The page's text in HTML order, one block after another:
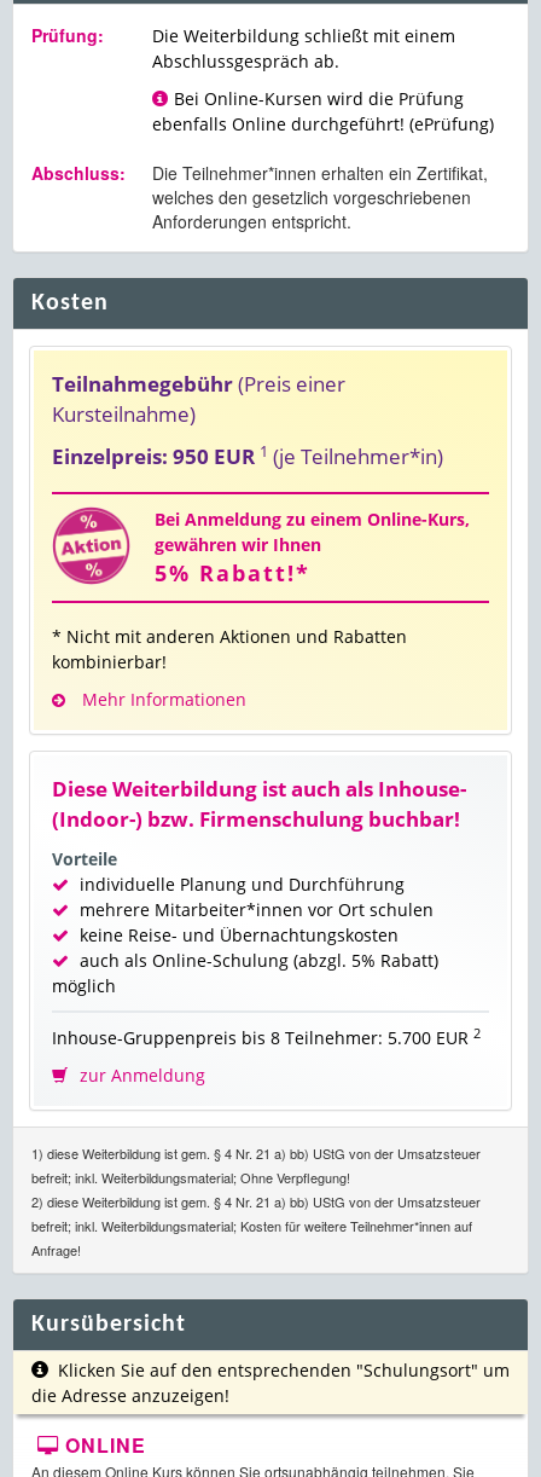
Prüfung:
Die Weiterbildung schließt mit einem
Abschlussgespräch ab.
Bei Online-Kursen wird die Prüfung
ebenfalls Online durchgeführt! (ePrüfung)
Abschluss:
Die Teilnehmer*innen erhalten ein Zertifikat,
welches den gesetzlich vorgeschriebenen
Anforderungen entspricht.
Kosten
Teilnahmegebühr(Preis einer
Kursteilnahme)
Einzelpreis: 950 EUR 1 (je Teilnehmer*in)
Bei Anmeldung zu einem Online-Kurs,
gewähren wir Ihnen
5% Rabatt!*
* Nicht mit anderen Aktionen und Rabatten
kombinierbar!
Mehr Informationen
Diese Weiterbildung ist auch als Inhouse-
(Indoor-) bzw. Firmenschulung buchbar!
Vorteile
individuelle Planung und Durchführung
mehrere Mitarbeiter*innen vor Ort schulen
keine Reise- und Übernachtungskosten
auch als Online-Schulung (abzgl. 5% Rabatt)
möglich
Inhouse-Gruppenpreis bis 8 Teilnehmer: 5.700 EUR 2
zur Anmeldung
1) diese Weiterbildung ist gem. § 4 Nr. 21 a) bb) UStG von der Umsatzsteuer
befreit; inkl. Weiterbildungsmaterial; Ohne Verpflegung!
2) diese Weiterbildung ist gem. § 4 Nr. 21 a) bb) UStG von der Umsatzsteuer
befreit; inkl. Weiterbildungsmaterial; Kosten für weitere Teilnehmer*innen auf
Anfrage!
Kursübersicht
Klicken Sie auf den entsprechenden "Schulungsort" um
die Adresse anzuzeigen!
ONLINE
An diesem Online Kurs können Sie ortsunabhängig teilnehmen. Sie